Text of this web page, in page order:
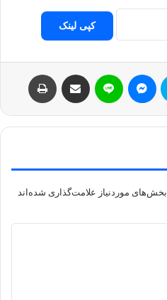
کپی لینک
بخش‌های موردنیاز علامت‌گذاری شده‌اند